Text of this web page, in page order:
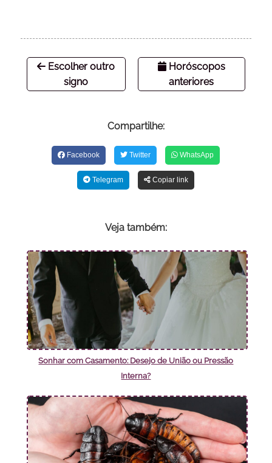
Escolher outro
signo
Horóscopos
anteriores
Compartilhe:
Facebook Twitter WhatsApp
Telegram Copiar link
Veja também:
Sonhar com Casamento: Desejo de União ou Pressão
Interna?